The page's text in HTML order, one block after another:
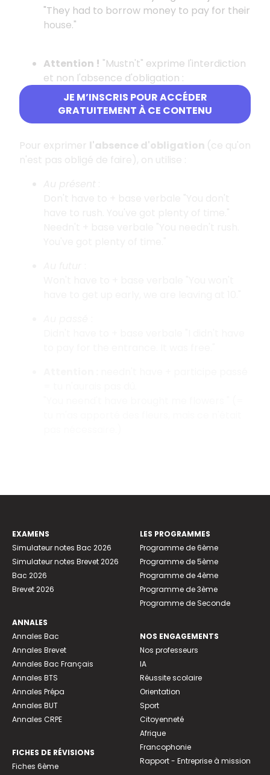
JE M’INSCRIS POUR ACCÉDER
GRATUITEMENT À CE CONTENU
"They had to borrow money to pay for their
house."
Attention ! "Mustn't" exprime l'interdiction
et non l'absence d'obligation :
"You mustn't make noise" = tu ne dois pas
faire de bruit. (C'est interdit.)
Pour exprimer l'absence d'obligation (ce qu'on
n'est pas obligé de faire), on utilise :
EXAMENS
Simulateur notes Bac 2026
Simulateur notes Brevet 2026
Bac 2026
Brevet 2026
ANNALES
Annales Bac
Annales Brevet
Annales Bac Français
Annales BTS
Annales Prépa
Annales BUT
Annales CRPE
FICHES DE RÉVISIONS
Fiches 6ème
LES PROGRAMMES
Programme de 6ème
Programme de 5ème
Programme de 4ème
Programme de 3ème
Programme de Seconde
NOS ENGAGEMENTS
Nos professeurs
IA
Réussite scolaire
Orientation
Sport
Citoyenneté
Afrique
Francophonie
Rapport - Entreprise à mission